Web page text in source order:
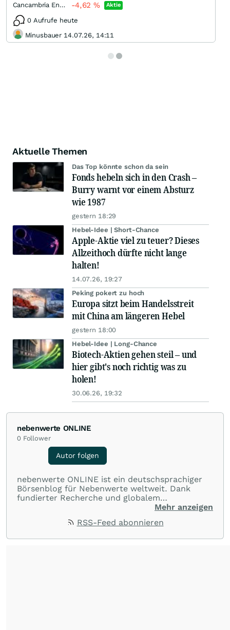
Cancambria Energy -4,62% Aktie
0 Aufrufe heute
Minusbauer 14.07.26, 14:11
Aktuelle Themen
Das Top könnte schon da sein
Fonds hebeln sich in den Crash –
Burry warnt vor einem Absturz
wie 1987
gestern 18:29
Hebel-Idee | Short-Chance
Apple-Aktie viel zu teuer? Dieses
Allzeithoch dürfte nicht lange
halten!
14.07.26, 19:27
Peking pokert zu hoch
Europa sitzt beim Handelsstreit
mit China am längeren Hebel
gestern 18:00
Hebel-Idee | Long-Chance
Biotech-Aktien gehen steil – und
hier gibt's noch richtig was zu
holen!
30.06.26, 19:32
nebenwerte ONLINE
0 Follower
Autor folgen
nebenwerte ONLINE ist ein deutschsprachiger
Börsenblog für Nebenwerte weltweit. Dank
fundierter Recherche und globalem
Expertennetzwerk berichtet nebenwerte
Wachstum-Stories aus dem Bereich der Small-
Mehr anzeigen
RSS-Feed abonnieren